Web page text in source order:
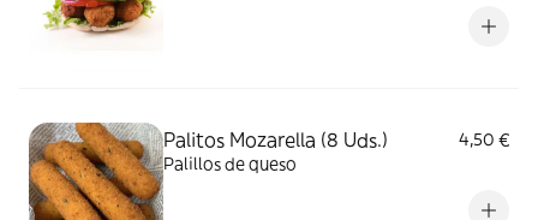
Palitos Mozarella (8 Uds.)
4,50 €
Palillos de queso